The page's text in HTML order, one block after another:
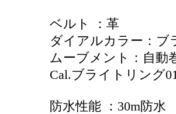
ベルト ：革
ダイアルカラー：ブ
ムーブメント：自動
Cal.ブライトリング
防水性能 ：30m防水